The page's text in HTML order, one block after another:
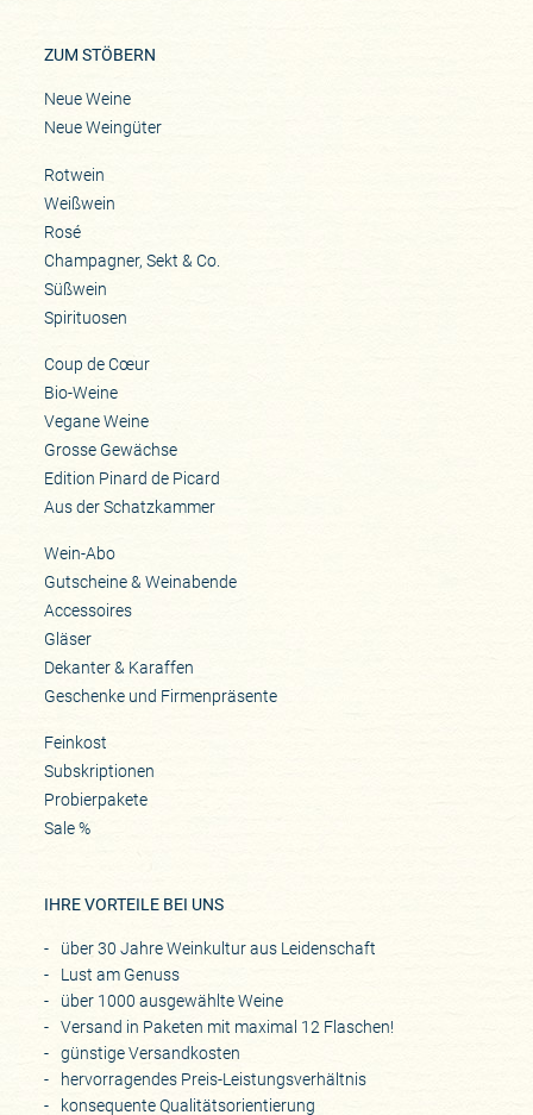
ZUM STÖBERN
Neue Weine
Neue Weingüter
Rotwein
Weißwein
Rosé
Champagner, Sekt & Co.
Süßwein
Spirituosen
Coup de Cœur
Bio-Weine
Vegane Weine
Grosse Gewächse
Edition Pinard de Picard
Aus der Schatzkammer
Wein-Abo
Gutscheine & Weinabende
Accessoires
Gläser
Dekanter & Karaffen
Geschenke und Firmenpräsente
Feinkost
Subskriptionen
Probierpakete
Sale %
IHRE VORTEILE BEI UNS
über 30 Jahre Weinkultur aus Leidenschaft
Lust am Genuss
über 1000 ausgewählte Weine
Versand in Paketen mit maximal 12 Flaschen!
günstige Versandkosten
hervorragendes Preis-Leistungsverhältnis
konsequente Qualitätsorientierung